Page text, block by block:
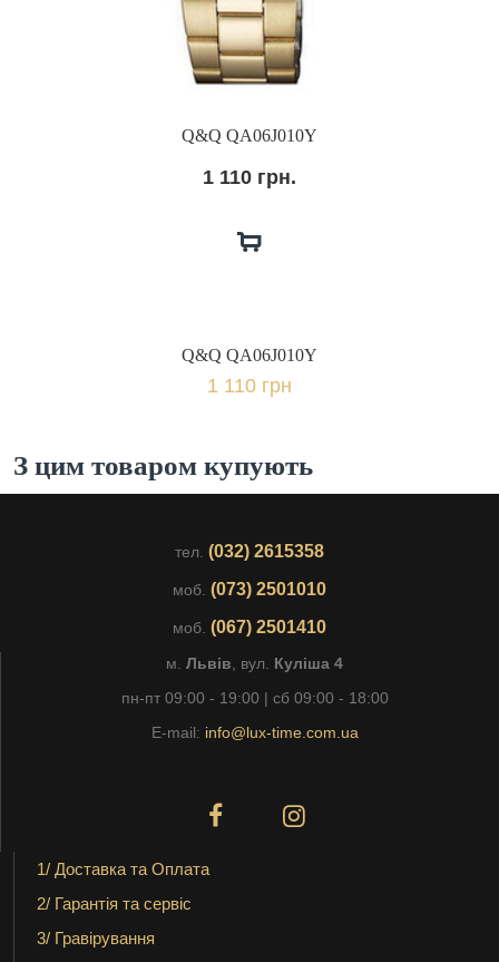
Q&Q QA06J010Y
1 110 грн.
Q&Q QA06J010Y
1 110 грн
З цим товаром купують
тел. (032) 2615358
моб. (073) 2501010
моб. (067) 2501410
м. Львів , вул. Куліша 4
пн-пт 09:00 - 19:00 | сб 09:00 - 18:00
E-mail: info@lux-time.com.ua
1/ Доставка та Оплата
2/ Гарантія та сервіс
3/ Гравірування